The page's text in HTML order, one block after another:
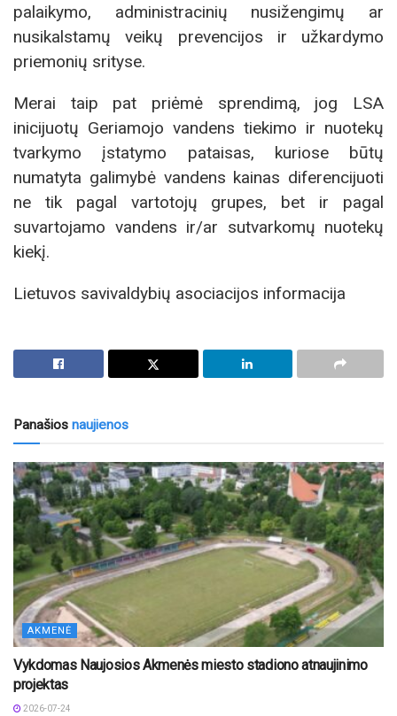
palaikymo, administracinių nusižengimų ar
nusikalstamų veikų prevencijos ir užkardymo
priemonių srityse.
Merai taip pat priėmė sprendimą, jog LSA
inicijuotų Geriamojo vandens tiekimo ir nuotekų
tvarkymo įstatymo pataisas, kuriose būtų
numatyta galimybė vandens kainas diferencijuoti
ne tik pagal vartotojų grupes, bet ir pagal
suvartojamo vandens ir/ar sutvarkomų nuotekų
kiekį.
Lietuvos savivaldybių asociacijos informacija
Panašios naujienos
AKMENĖ
Vykdomas Naujosios Akmenės miesto stadiono atnaujinimo
projektas
2026-07-24